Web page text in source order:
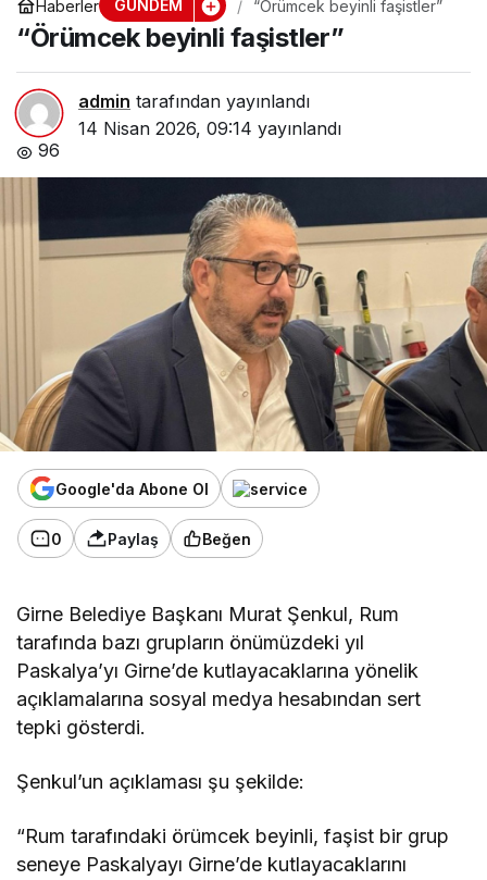
Haberler GÜNDEM “Örümcek beyinli faşistler”
“Örümcek beyinli faşistler”
admin tarafından yayınlandı
14 Nisan 2026, 09:14 yayınlandı
96
Google'da Abone Ol
0 Paylaş Beğen
Girne Belediye Başkanı Murat Şenkul, Rum
tarafında bazı grupların önümüzdeki yıl
Paskalya’yı Girne’de kutlayacaklarına yönelik
açıklamalarına sosyal medya hesabından sert
tepki gösterdi.
Şenkul’un açıklaması şu şekilde:
“Rum tarafındaki örümcek beyinli, faşist bir grup
seneye Paskalyayı Girne’de kutlayacaklarını